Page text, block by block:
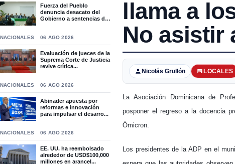
Fuerza del Pueblo
denuncia desacato del
Gobierno a sentencias del
NACIONALES 06 AGO 2026
Evaluación de jueces de la
Suprema Corte de Justicia
revive crítica...
NACIONALES 06 AGO 2026
Abinader apuesta por
reformas e innovación
para impulsar el desarro...
NACIONALES 06 AGO 2026
EE. UU. ha reembolsado
alrededor de USD$100,000
millones en arancel...
llama a
No asistir
Nicolás Grullón LOCALES
La Asociación Dominicana de
posponer el regreso a la docencia
Ómicron.
Los presidentes de la ADP en el